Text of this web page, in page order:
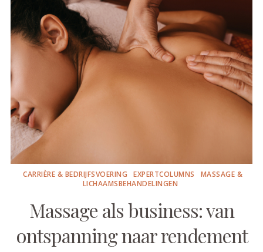
CARRIÈRE & BEDRIJFSVOERING EXPERTCOLUMNS
MASSAGE &
LICHAAMSBEHANDELINGEN
Massage als business: van
ontspanning naar rendement